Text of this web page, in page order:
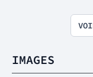
IMAGES